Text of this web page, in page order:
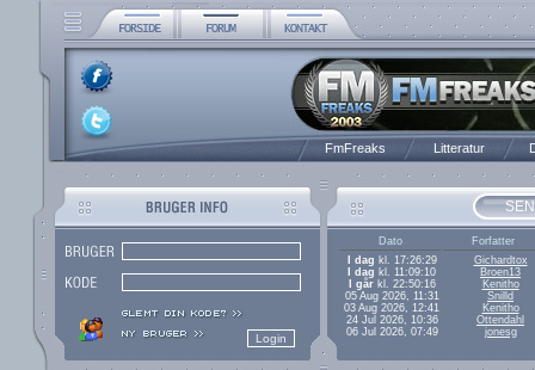
FmFreaks Litteratur
Dato
Forfatter
I dag kl. 17:26:29
Gichardtox
I dag kl. 11:09:10
Broen13
I gårkl. 22:50:16
Kenitho
05 Aug 2026, 11:31
Snilld
03 Aug 2026, 12:41
Kenitho
24 Jul 2026, 10:36
Ottendahl
06 Jul 2026, 07:49
jonesg